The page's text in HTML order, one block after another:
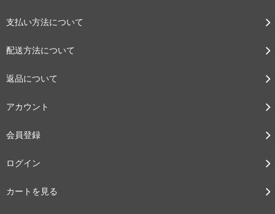
支払い方法について
配送方法について
返品について
アカウント
会員登録
ログイン
カートを見る